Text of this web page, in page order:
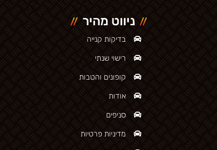
ניווט מהיר
בדיקות קנייה
רישוי שנתי
קופונים והטבות
אודות
סניפים
מדיניות פרטיות